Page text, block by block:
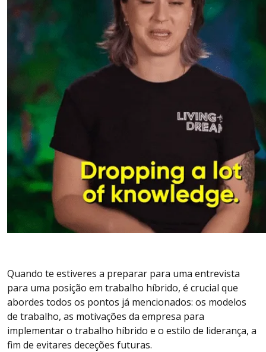
Quando te estiveres a preparar para uma entrevista
para uma posição em trabalho híbrido, é crucial que
abordes todos os pontos já mencionados: os modelos
de trabalho, as motivações da empresa para
implementar o trabalho híbrido e o estilo de liderança, a
fim de evitares deceções futuras.